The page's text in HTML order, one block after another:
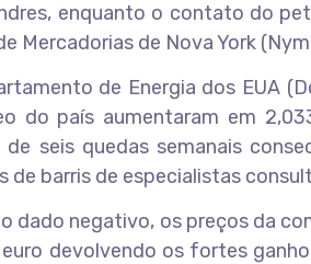
enquanto o contato do
Mercadorias de Nova York
de Energia dos EUA
do país aumentaram em
de seis quedas semanais
de barris de especialistas
dado negativo, os preços da
devolvendo os fortes